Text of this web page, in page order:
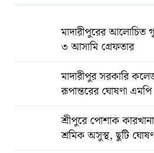
মাদারীপুরের আলোচিত
৩ আসামি গ্রেফতার
মাদারীপুর সরকারি
রূপান্তরের ঘোষণা
শ্রীপুরে পোশাক
শ্রমিক অসুস্থ, ছুটি